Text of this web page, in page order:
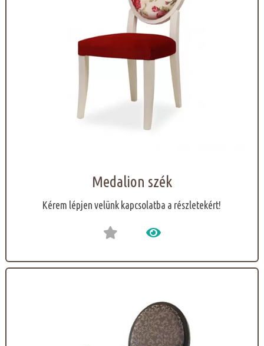
Medalion szék
Kérem lépjen velünk kapcsolatba a részletekért!